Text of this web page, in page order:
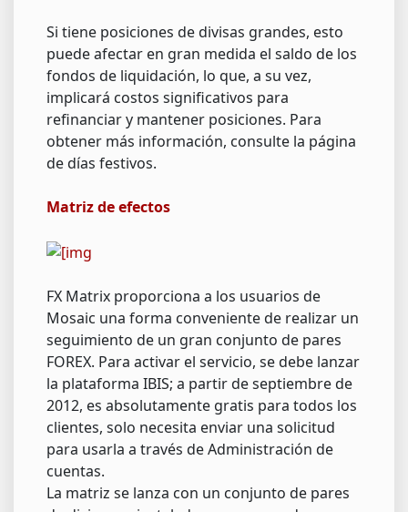
Si tiene posiciones de divisas grandes, esto
puede afectar en gran medida el saldo de los
fondos de liquidación, lo que, a su vez,
implicará costos significativos para
refinanciar y mantener posiciones. Para
obtener más información, consulte la página
de días festivos.
Matriz de efectos
FX Matrix proporciona a los usuarios de
Mosaic una forma conveniente de realizar un
seguimiento de un gran conjunto de pares
FOREX. Para activar el servicio, se debe lanzar
la plataforma IBIS; a partir de septiembre de
2012, es absolutamente gratis para todos los
clientes, solo necesita enviar una solicitud
para usarla a través de Administración de
cuentas.
La matriz se lanza con un conjunto de pares